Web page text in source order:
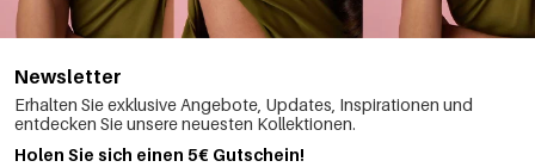
Newsletter
Erhalten Sie exklusive Angebote, Updates, Inspirationen und
entdecken Sie unsere neuesten Kollektionen.
Holen Sie sich einen 5€ Gutschein!